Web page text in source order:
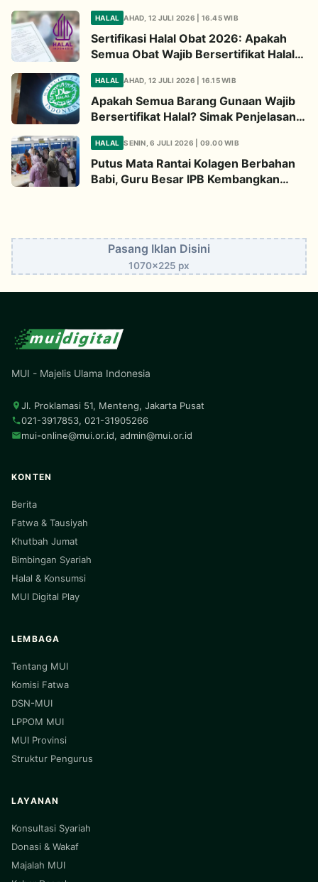
HALAL AHAD, 12 JULI 2026 | 16.45 WIB
Sertifikasi Halal Obat 2026: Apakah
Semua Obat Wajib Bersertifikat Halal?
HALAL AHAD, 12 JULI 2026 | 16.15 WIB
Apakah Semua Barang Gunaan Wajib
Bersertifikat Halal? Simak Penjelasan
HALAL SENIN, 6 JULI 2026 | 09.00 WIB
Putus Mata Rantai Kolagen Berbahan
Babi, Guru Besar IPB Kembangkan
Pasang Iklan Disini
1070x225 px
MUI - Majelis Ulama Indonesia
Jl. Proklamasi 51, Menteng, Jakarta Pusat
021-3917853, 021-31905266
mui-online@mui.or.id, admin@mui.or.id
KONTEN
Berita
Fatwa & Tausiyah
Khutbah Jumat
Bimbingan Syariah
Halal & Konsumsi
MUI Digital Play
LEMBAGA
Tentang MUI
Komisi Fatwa
DSN-MUI
LPPOM MUI
MUI Provinsi
Struktur Pengurus
LAYANAN
Konsultasi Syariah
Donasi & Wakaf
Majalah MUI